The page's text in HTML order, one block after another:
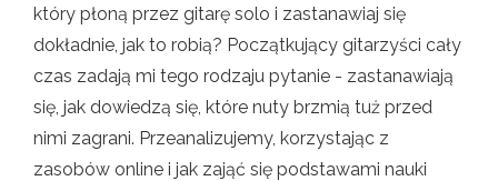
który płoną przez gitarę solo i zastanawiaj się
dokładnie, jak to robią? Początkujący gitarzyści cały
czas zadają mi tego rodzaju pytanie - zastanawiają
się, jak dowiedzą się, które nuty brzmią tuż przed
nimi zagrani. Przeanalizujemy, korzystając z
zasobów online i jak zająć się podstawami nauki